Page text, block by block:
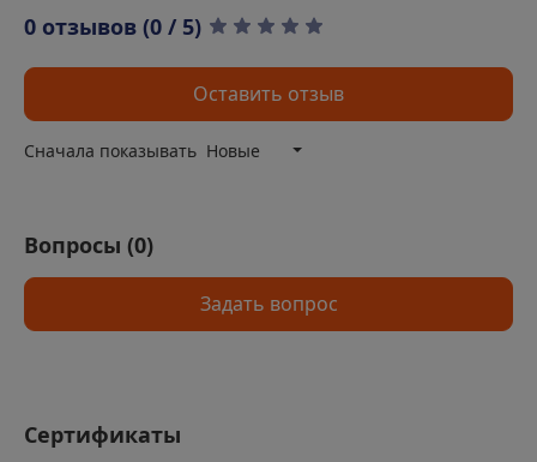
0 отзывов (0 / 5)
Оставить отзыв
Сначала показывать Новые
Вопросы (0)
Задать вопрос
Сертификаты